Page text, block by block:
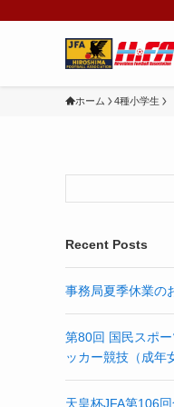
ホーム 4種小学生
Recent Posts
事務局夏季休業の
第80回 国民スポ
ッカー競技（成年
天皇杯JFA第106